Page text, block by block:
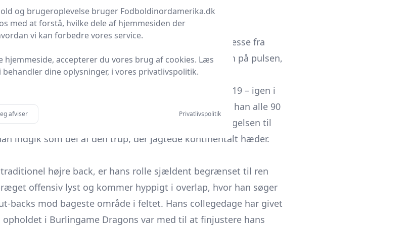
rødder, hvilket i flere omgange har ført til interesse fra
amerikanske landshold havde dog længe fingeren på pulsen,
januar-træningslejren 8. januar 2018 forud for en
Debuten lod vente på sig, men 27. januar 2019 – igen i
landskamp i en sejr mod Panama. Her spillede han alle 90
blev kåret til kampens spiller. Kort efter kom udtagelsen til
indgik som del af den trup, der jagtede kontinentalt hæder.
højre back, er hans rolle sjældent begrænset til ren
offensiv lyst og kommer hyppigt i overlap, hvor han søger
backs mod bageste område i feltet. Hans collegedage har givet
i Burlingame Dragons var med til at finjustere hans
og brugeroplevelse bruger Fodboldinordamerika.dk
med at forstå, hvilke dele af hjemmesiden der
vi kan forbedre vores service.
hjemmeside, accepterer du vores brug af cookies. Læs
dine oplysninger, i vores privatlivspolitik.
afviser Privatlivspolitik